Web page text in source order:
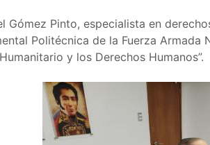
Gómez Pinto, especialista en
Politécnica de la Fuerza Armada
y los Derechos Humanos”.